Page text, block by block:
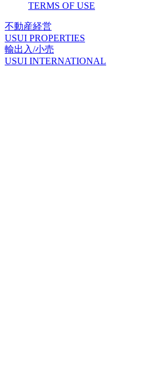
TERMS OF USE
不動産経営
USUI PROPERTIES
輸出入/小売
USUI INTERNATIONAL